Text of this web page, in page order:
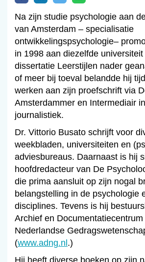
Na zijn studie psychologie aan
van Amsterdam – specialisatie
ontwikkelingspsychologie–
in 1998 aan diezelfde
dissertatie Leerstijlen nader
of meer bij toeval belandde hij
werken aan zijn proefschrift via
Amsterdammer en Intermediair
journalistiek.
Dr. Vittorio Busato schrijft voor
weekbladen, universiteiten en
adviesbureaus. Daarnaast is hij
hoofdredacteur van De
die prima aansluit op zijn nogal
belangstelling in de psychologie
disciplines. Tevens is hij
Archief en
Nederlandse
(www.adng.nl .)